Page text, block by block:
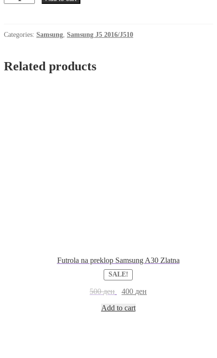
Samsung
Crna
quantity
Categories: Samsung, Samsung J5 2016/J510
Related products
Futrola na preklop Samsung A30 Zlatna
SALE!
500ден 400 ден
Add to cart